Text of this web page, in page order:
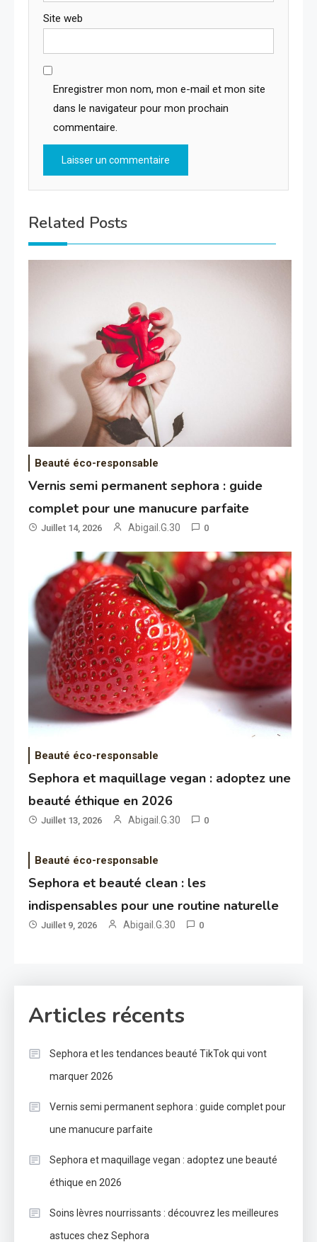
Site web
Enregistrer mon nom, mon e-mail et mon site
dans le navigateur pour mon prochain
commentaire.
Related Posts
Beauté éco-responsable
Vernis semi permanent sephora : guide
complet pour une manucure parfaite
Juillet 14, 2026 Abigail.G.30 0
Beauté éco-responsable
Sephora et maquillage vegan : adoptez une
beauté éthique en 2026
Juillet 13, 2026 Abigail.G.30 0
Beauté éco-responsable
Sephora et beauté clean : les
indispensables pour une routine naturelle
Juillet 9, 2026 Abigail.G.30 0
Articles récents
Sephora et les tendances beauté TikTok qui vont
marquer 2026
Vernis semi permanent sephora : guide complet pour
une manucure parfaite
Sephora et maquillage vegan : adoptez une beauté
éthique en 2026
Soins lèvres nourrissants : découvrez les meilleures
astuces chez Sephora